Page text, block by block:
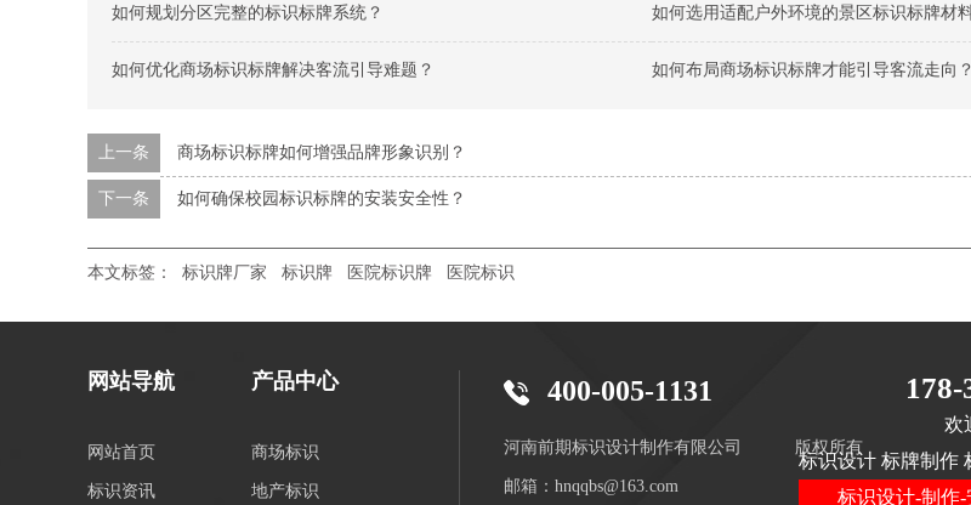
如何规划分区完整的标识标牌系统？ 如何选用适配户外环境的景区标识标牌材
如何优化商场标识标牌解决客流引导难题？ 如何布局商场标识标牌才能引导客流走向？
上一条 商场标识标牌如何增强品牌形象识别？
下一条 如何确保校园标识标牌的安装安全性？
本文标签： 标识牌厂家 标识牌 医院标识牌 医院标识
网站导航
网站首页
标识资讯
产品中心
商场标识
地产标识
400-005-1131
河南前期标识设计制作有限公司 版权所有
邮箱：hnqqbs@163.com
178-
欢
标识设计 标牌制作
标识设计-制作